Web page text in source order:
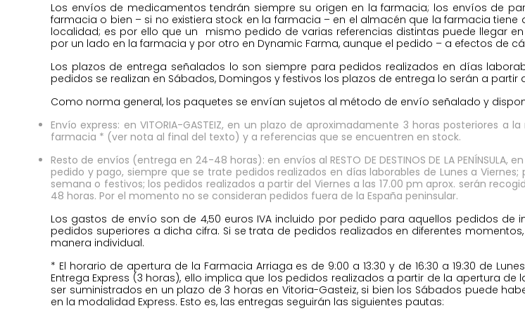
Los envíos de medicamentos tendrán siempre su origen en la farmacia; los envíos de
farmacia o bien – si no existiera stock en la farmacia – en el almacén que la farmacia tiene
localidad; es por ello que un mismo pedido de varias referencias distintas puede llegar
por un lado en la farmacia y por otro en Dynamic Farma, aunque el pedido – a efectos de
Los plazos de entrega señalados lo son siempre para pedidos realizados en días
pedidos se realizan en Sábados, Domingos y festivos los plazos de entrega lo serán a
Como norma general, los paquetes se envían sujetos al método de envío señalado y
Envío express: en VITORIA-GASTEIZ, en un plazo de aproximadamente 3 horas posteriores
farmacia * (ver nota al final del texto) y a referencias que se encuentren en stock.
Resto de envíos (entrega en 24-48 horas): en envíos al RESTO DE DESTINOS DE LA
pedido y pago, siempre que se trate pedidos realizados en días laborables de Lunes a
semana o festivos; los pedidos realizados a partir del Viernes a las 17.00 pm aprox. serán
48 horas. Por el momento no se consideran pedidos fuera de la España peninsular.
Los gastos de envío son de 4,50 euros IVA incluido por pedido para aquellos pedidos
pedidos superiores a dicha cifra. Si se trata de pedidos realizados en diferentes
manera individual.
* El horario de apertura de la Farmacia Arriaga es de 9:00 a 13:30 y de 16:30 a 19:30 de
Entrega Express (3 horas), ello implica que los pedidos realizados a partir de la apertura
ser suministrados en un plazo de 3 horas en Vitoria-Gasteiz, si bien los Sábados puede
en la modalidad Express. Esto es, las entregas seguirán las siguientes pautas: